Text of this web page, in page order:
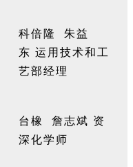
科倍隆
朱益
东 运用技术和工
艺部经理
台橡 詹志斌 资
深化学师